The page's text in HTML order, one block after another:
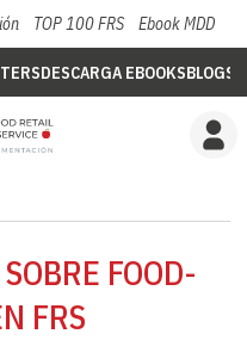
TOP 100 FRS Ebook MDD
DESCARGA EBOOKSBLOGS
FOOD-
FRS